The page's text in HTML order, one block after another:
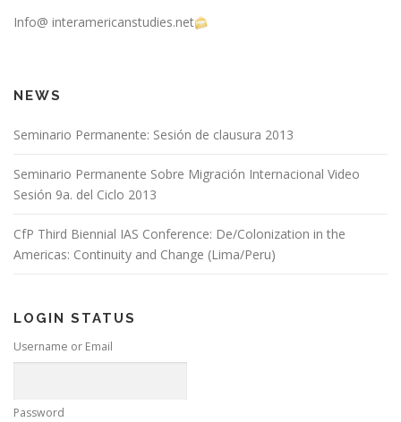
Info@ interamericanstudies.net
NEWS
Seminario Permanente: Sesión de clausura 2013
Seminario Permanente Sobre Migración Internacional Video
Sesión 9a. del Ciclo 2013
CfP Third Biennial IAS Conference: De/Colonization in the
Americas: Continuity and Change (Lima/Peru)
LOGIN STATUS
Username or Email
Password